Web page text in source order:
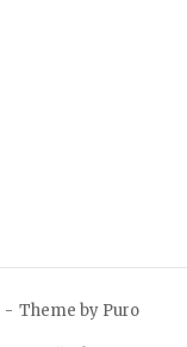
Theme by Puro